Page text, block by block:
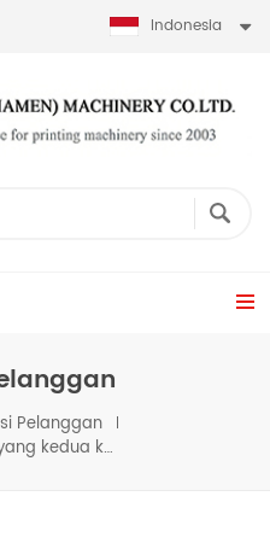
Indonesia
Pelanggan
klien Hungaria yang kedua kalinya berkunjung